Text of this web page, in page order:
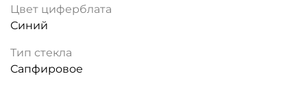
Цвет циферблата
Синий
Тип стекла
Сапфировое